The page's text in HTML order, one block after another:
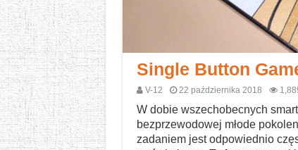
Single Button
V-12 22 października 2018
W dobie wszechobecnych
bezprzewodowej młode
zadaniem jest odpowiednio